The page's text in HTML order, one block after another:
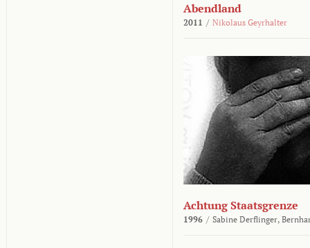
Abendland
2011 / Nikolaus Geyrhalter
Achtung Staatsgrenze
1996 / Sabine Derflinger,